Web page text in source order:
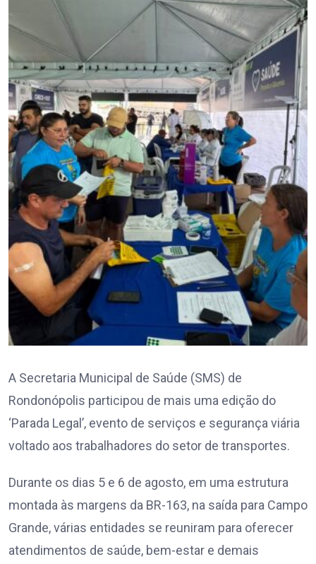
A Secretaria Municipal de Saúde (SMS) de
Rondonópolis participou de mais uma edição do
‘Parada Legal’, evento de serviços e segurança viária
voltado aos trabalhadores do setor de transportes.
Durante os dias 5 e 6 de agosto, em uma estrutura
montada às margens da BR-163, na saída para Campo
Grande, várias entidades se reuniram para oferecer
atendimentos de saúde, bem-estar e demais